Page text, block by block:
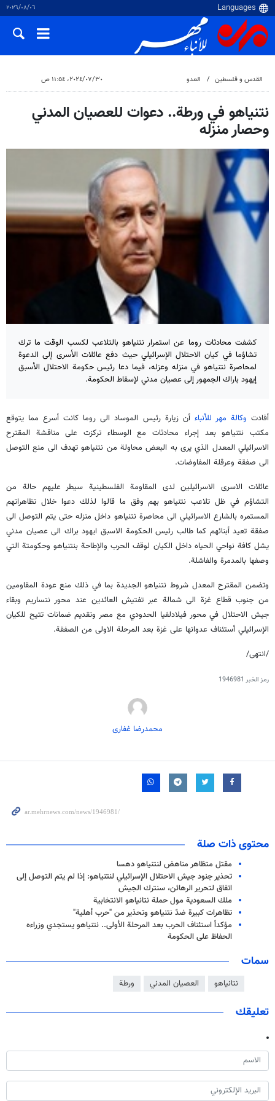
٠٦‏/٠٨‏/٢٠٢٦
القدس و فلسطین العدو ٣٠‏/٠٧‏/٢٠٢٤، ١١:٥٤ ص
نتنياهو في ورطة.. دعوات للعصيان المدني
وحصار منزله
كشفت محادثات روما عن استمرار نتنياهو بالتلاعب لكسب الوقت ما ترك
تشاؤما في كيان الاحتلال الإسرائيلي حیث دفع عائلات الأسرى إلى الدعوة
لمحاصرة نتنياهو في منزله وعزله، فيما دعا رئيس حكومة الاحتلال الأسبق
إيهود باراك الجمهور إلى عصيان مدني لإسقاط الحكومة.
أفادت وكالة مهر للأنباء أن زيارة رئيس الموساد الى روما كانت أسرع مما يتوقع
مكتب نتنياهو بعد إجراء محادثات مع الوسطاء تركزت على مناقشة المقترح
الاسرائيلي المعدل الذي يرى به البعض محاولة من نتنياهو تهدف الى منع التوصل
الى صفقة وعرقلة المفاوضات.
عائلات الاسرى الاسرائيلين لدى المقاومة الفلسطينية سيطر عليهم حالة من
التشاؤم في ظل تلاعب نتنياهو بهم وفق ما قالوا لذلك دعوا خلال تظاهراتهم
المستمره بالشارع الاسرائيلي الى محاصرة نتنياهو داخل منزله حتى يتم التوصل الى
صفقة تعيد أبنائهم كما طالب رئيس الحكومة الاسبق ايهود براك الى عصيان مدني
يشل كافة نواحي الحياه داخل الكيان لوقف الحرب والإطاحة بنتنياهو وحكومتة التي
وصفها بالمدمرة والفاشلة.
وتضمن المقترح المعدل شروط نتنياهو الجديدة بما في ذلك منع عودة المقاومين
من جنوب قطاع غزة الى شمالة عبر تفتيش العائدين عند محور نتساريم وبقاء
جيش الاحتلال في محور فيلادلفيا الحدودي مع مصر وتقديم ضمانات تتيح للكيان
الإسرائيلي أستئناف عدوانها على غزة بعد المرحلة الاولى من الصفقة.
/انتهى/
رمز الخبر 1946981
محمدرضا غفاری
محتوى ذات صلة
مقتل متظاهر مناهض لنتنياهو دهسا
تحذير جنود جيش الاحتلال الإسرائيلي لنتنياهو: إذا لم يتم التوصل إلى
اتفاق لتحرير الرهائن، سنترك الجيش
ملك السعودية مول حملة نتانياهو الانتخابية
تظاهرات كبيرة ضدّ نتنياهو وتحذير من "حرب أهلية"
مؤكداً استئناف الحرب بعد المرحلة الأولى.. نتنياهو يستجدي وزراءه
الحفاظ على الحكومة
سمات
نتانياهو العصيان المدني ورطة
تعليقك